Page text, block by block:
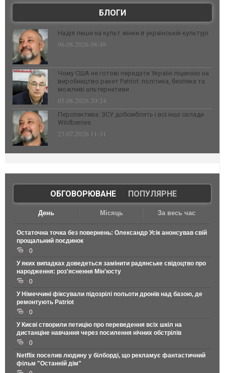
БЛОГИ
Надія лише на культ жінки в українській культурі
06.08.2026 08:49
Чому США не готові передати Україні ліцензію на
виробництво ракет Patriot: політика, безпека та
можливі альтернативи
03.08.2026 20:24
Перспектива: ЗСУ добомблять і всі інші склади
Wildberries
23.07.2026 11:31
ОБГОВОРЮВАНЕ| ПОПУЛЯРНЕ
День Місяць За весь час
Остаточна точка без повернень: Олександр Усік анонсував свій
прощальний поєдинок
0
У яких випадках доведеться замінити радянське свідоцтво про
народження: роз'яснення Мін'юсту
0
У Німеччині фіксували підозрілі польоти дронів над базою, де
ремонтують Patriot
0
У Києві створили петицію про переведення всіх шкіл на
дистанціне навчання через посилення нічних обстрілів
0
Netflix поселив людину у білборді, що рекламує фантастичний
фільм "Останній дім"